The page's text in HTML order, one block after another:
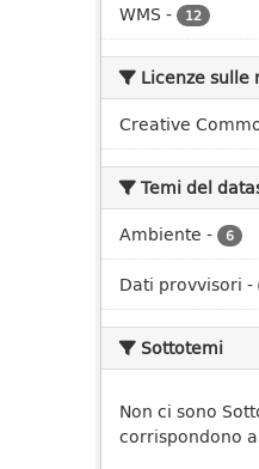
WMS - 12
Licenze sulle
Creative
Temi del
Ambiente - 6
Dati provvisori -
Sottotemi
Non ci sono
corrispondono